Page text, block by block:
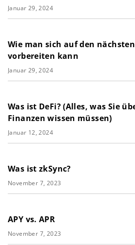
Januar 29, 2024
Wie man sich auf den
vorbereiten kann
Januar 29, 2024
Was ist DeFi? (Alles, was Sie
Finanzen wissen müssen)
Januar 12, 2024
Was ist zkSync?
November 7, 2023
APY vs. APR
November 7, 2023